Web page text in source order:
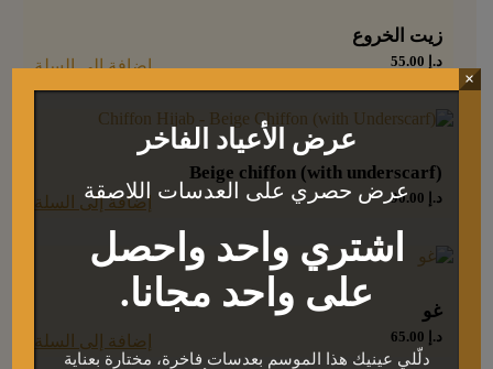
زيت الخروع
د.إ إضافة إلى السلة
Beige chiffon (with underscarf)
د.إ إضافة إلى السلة
غو
د.إ إضافة إلى السلة
عرض الأعياد الفاخر
عرض حصري على العدسات اللاصقة
اشتري واحد واحصل
على واحد مجانا.
دلّلي عينيك هذا الموسم بعدسات فاخرة، مختارة بعناية
×